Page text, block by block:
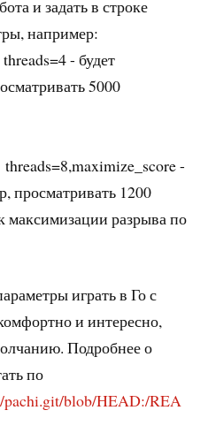
и задать в строке
например:
- будет
5000
-
просматривать 1200
максимизации разрыва по
играть в Го с
и интересно,
Подробнее о
по
pachi.git/blob/HEAD:/REA